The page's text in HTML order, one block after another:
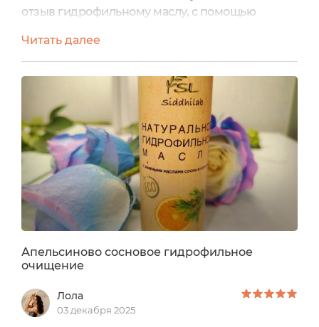
отзыв гидрофильному маслу, с помощью
только для снятия макияжа, т.к. для
ежедневного использования моей
комбинированной коже оно не совсем
подходит, но как средство для снятия макияжа
- то что нужно!!! Итак, речь пойдёт про такой
продукт как Натуральное гидрофильное
масло...
Читать далее
Апельсиново сосновое гидрофильное
очищение
Лола
03 декабря 2025